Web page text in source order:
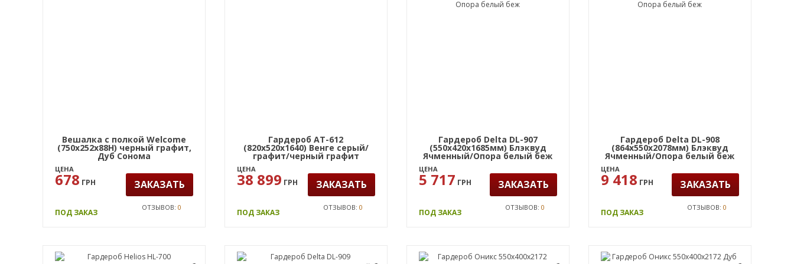
Вешалка с полкой Welcome
(750х252х88Н) черный графит,
Дуб Сонома
ЦЕНА
678 ГРН ЗАКАЗАТЬ
ПОД ЗАКАЗ
ОТЗЫВОВ: 0
Гардероб AT-612
(820х520х1640) Венге серый/
графит/черный графит
ЦЕНА
38 899 ГРН ЗАКАЗАТЬ
ПОД ЗАКАЗ
ОТЗЫВОВ:0
Гардероб Delta DL-907
(550х420х1685мм) Блэквуд
Ячменный/Опора белый беж
ЦЕНА
5 717 ГРН ЗАКАЗАТЬ
ПОД ЗАКАЗ
ОТЗЫВОВ:0
Гардероб Delta DL-908
(864х550х2078мм) Блэквуд
Ячменный/Опора белый беж
ЦЕНА
9 418 ГРН ЗАКАЗАТЬ
ПОД ЗАКАЗ
ОТЗЫВОВ:0